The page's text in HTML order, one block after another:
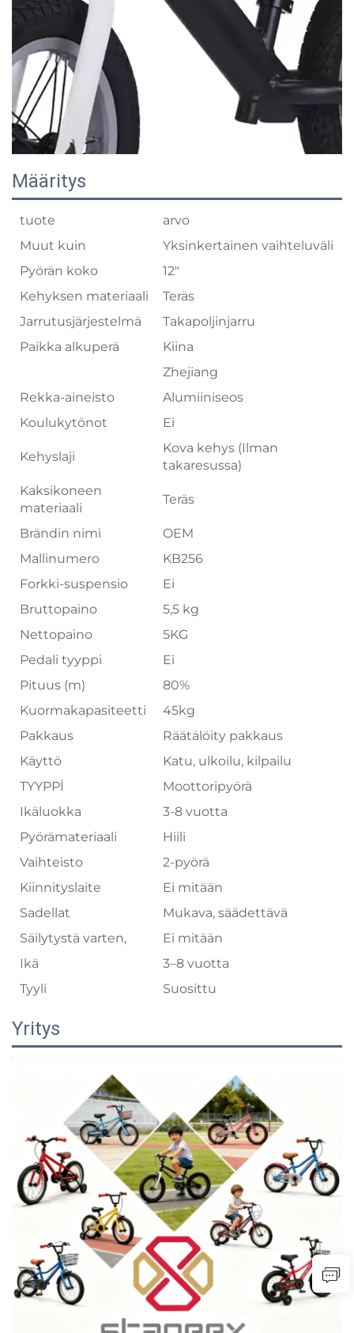
Määritys
tuote
arvo
Muut kuin
Yksinkertainen vaihteluväli
Pyörän koko
12"
Kehyksen materiaali
Teräs
Jarrutusjärjestelmä
Takapoljinjarru
Paikka alkuperä
Kiina
Zhejiang
Rekka-aineisto
Alumiiniseos
Koulukytönot
Ei
Kehyslaji
Kova kehys (Ilman
takaresussa)
Kaksikoneen
materiaali
Teräs
Brändin nimi
OEM
Mallinumero
KB256
Forkki-suspensio
Ei
Bruttopaino
5,5 kg
Nettopaino
5KG
Pedali tyyppi
Ei
Pituus (m)
80%
Kuormakapasiteetti
45kg
Pakkaus
Räätälöity pakkaus
Käyttö
Katu, ulkoilu, kilpailu
TYYPPİ
Moottoripyörä
Ikäluokka
3-8 vuotta
Pyörämateriaali
Hiili
Vaihteisto
2-pyörä
Kiinnityslaite
Ei mitään
Sadellat
Mukava, säädettävä
Säilytystä varten,
Ei mitään
Ikä
3–8 vuotta
Tyyli
Suosittu
Yritys